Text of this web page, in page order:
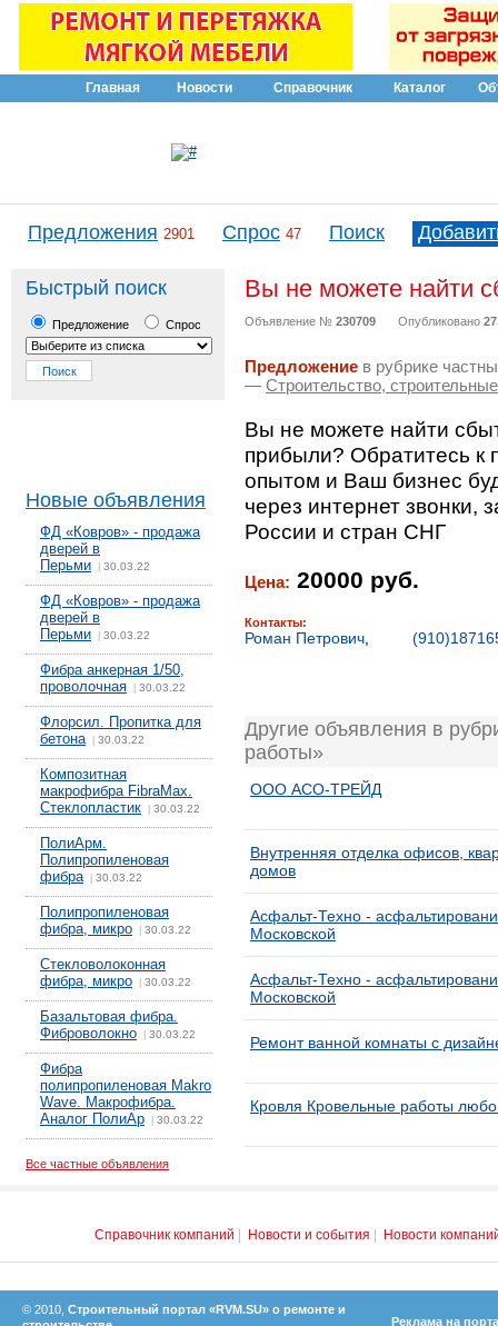
Главная Новости Справочник Каталог
Предложения 2901 Спрос 47 Поиск
Быстрый поиск
Предложение Спрос
Новые объявления
ФД «Ковров» - продажа
дверей в
Перьми
30.03.22
ФД «Ковров» - продажа
дверей в
Перьми
30.03.22
Фибра анкерная 1/50,
проволочная
30.03.22
Флорсил. Пропитка для
бетона| 30.03.22
Композитная
макрофибра FibraMax.
Стеклопластик
30.03.22
ПолиАрм.
Полипропиленовая
фибра| 30.03.22
Полипропиленовая
фибра, микро
30.03.22
Стекловолоконная
фибра, микро
30.03.22
Базальтовая фибра.
Фиброволокно
30.03.22
Фибра
полипропиленовая Makro
Wave. Макрофибра.
Аналог ПолиАр
30.03.22
Все частные объявления
Вы не можете найти
Объявление № 230709 Опубликовано
Предложение в рубрике
— Строительство,
Вы не можете найти
прибыли? Обратитесь к
опытом и Ваш бизнес
через интернет звонки,
России и стран СНГ
Цена: 20000 руб.
Контакты:
Роман Петрович
Другие объявления в
работы»
ООО АСО-ТРЕЙД
Внутренняя отделка офисов,
домов
Асфальт-Техно -
Московской
Асфальт-Техно -
Московской
Ремонт ванной комнаты с
Кровля Кровельные работы
Справочник компаний Новости и события Новости
© 2010, Строительный портал «RVM.SU» о ремонте и
Реклама на